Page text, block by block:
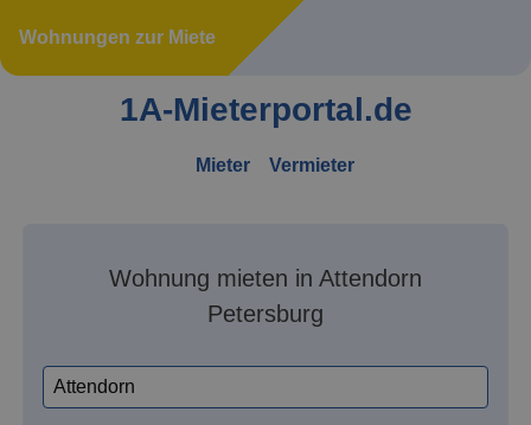
Wohnungen zur Miete
1A-Mieterportal.de
Mieter Vermieter
Wohnung mieten in Attendorn
Petersburg